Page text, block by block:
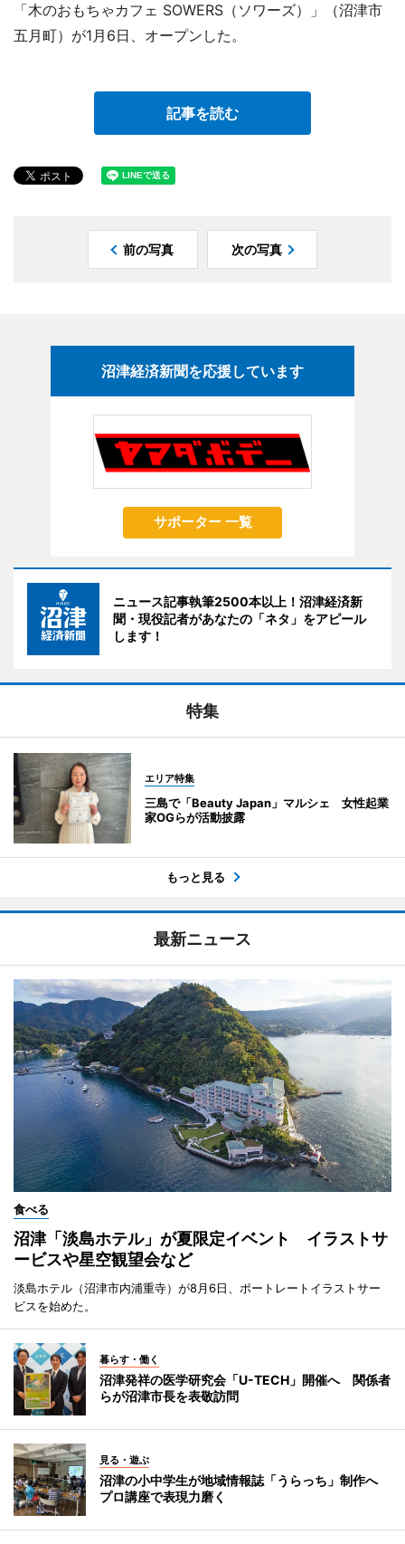
「木のおもちゃカフェ SOWERS（ソワーズ）」（沼津市
五月町）が1月6日、オープンした。
記事を読む
前の写真 次の写真
沼津経済新聞を応援しています
サポーター 一覧
ニュース記事執筆2500本以上！沼津経済新
聞・現役記者があなたの「ネタ」をアピール
します！
特集
エリア特集
三島で「Beauty Japan」マルシェ 女性起業
家OGらが活動披露
もっと見る
最新ニュース
食べる
沼津「淡島ホテル」が夏限定イベント イラストサ
ービスや星空観望会など
淡島ホテル（沼津市内浦重寺）が8月6日、ポートレートイラストサー
ビスを始めた。
暮らす・働く
沼津発祥の医学研究会「U-TECH」開催へ 関係者
らが沼津市長を表敬訪問
見る・遊ぶ
沼津の小中学生が地域情報誌「うらっち」制作へ
プロ講座で表現力磨く